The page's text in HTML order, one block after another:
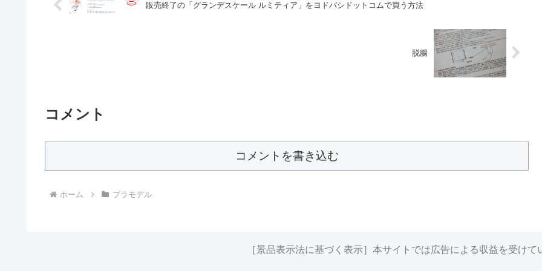
販売終了の「グランデスケール ルミティア」をヨドバシドットコムで買う方法
脱腸
コメント
コメントを書き込む
ホーム プラモデル
［景品表示法に基づく表示］本サイトでは広告による収益を受けて